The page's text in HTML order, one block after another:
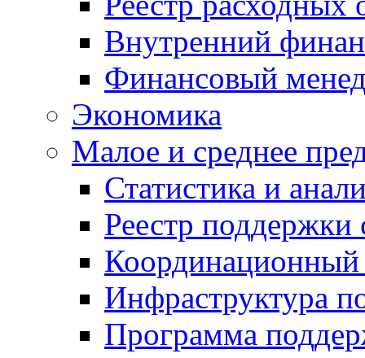
Внутренний
Финансовый
Экономика
Малое и среднее
Статистика и
Реестр
Координационный
Инфраструктура
Программа